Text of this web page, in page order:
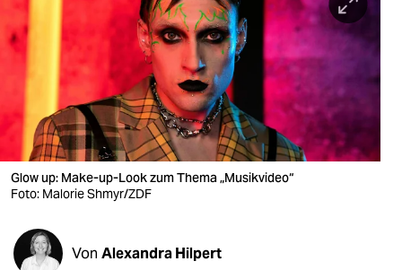
nord
wahrheit
verlag
verlag
veranstaltungen
fragen & hilfe
Glow up: Make-up-Look zum Thema „Musikvideo“
Foto: Malorie Shmyr/ZDF
Von Alexandra Hilpert